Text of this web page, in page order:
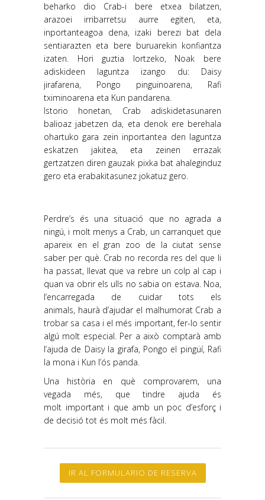
beharko dio Crab-i bere etxea bilatzen,
arazoei irribarretsu aurre egiten, eta,
inportanteagoa dena, izaki berezi bat dela
sentiarazten eta bere buruarekin konfiantza
izaten. Hori guztia lortzeko, Noak bere
adiskideen laguntza izango du: Daisy
jirafarena, Pongo pinguinoarena, Rafi
tximinoarena eta Kun pandarena.
Istorio honetan, Crab adiskidetasunaren
balioaz jabetzen da, eta denok ere berehala
ohartuko gara zein inportantea den laguntza
eskatzen jakitea, eta zeinen errazak
gertzatzen diren gauzak pixka bat ahaleginduz
gero eta erabakitasunez jokatuz gero.
Perdre’s és una situació que no agrada a
ningú, i molt menys a Crab, un carranquet que
apareix en el gran zoo de la ciutat sense
saber per què. Crab no recorda res del que li
ha passat, llevat que va rebre un colp al cap i
quan va obrir els ulls no sabia on estava. Noa,
l’encarregada de cuidar tots els
animals, haurà d’ajudar el malhumorat Crab a
trobar sa casa i el més important, fer-lo sentir
algú molt especial. Per a això comptarà amb
l’ajuda de Daisy la girafa, Pongo el pingüí, Rafi
la mona i Kun l’ós panda.
Una història en què comprovarem, una
vegada més, que tindre ajuda és
molt important i que amb un poc d’esforç i
de decisió tot és molt més fàcil.
IR AL FORMULARIO DE RESERVA